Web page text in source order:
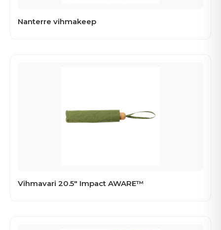
Nanterre vihmakeep
Vihmavari 20.5" Impact AWARE™